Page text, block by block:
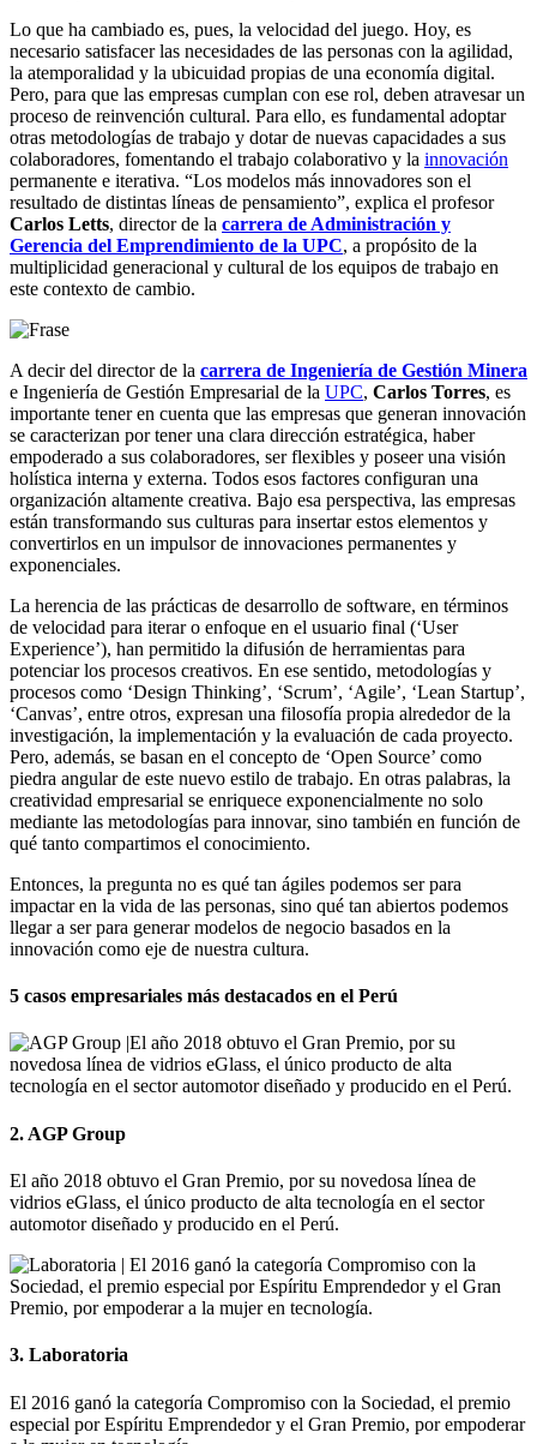
Lo que ha cambiado es, pues, la velocidad del juego. Hoy, es
necesario satisfacer las necesidades de las personas con la agilidad,
la atemporalidad y la ubicuidad propias de una economía digital.
Pero, para que las empresas cumplan con ese rol, deben atravesar un
proceso de reinvención cultural. Para ello, es fundamental adoptar
otras metodologías de trabajo y dotar de nuevas capacidades a sus
colaboradores, fomentando el trabajo colaborativo y la innovación
permanente e iterativa. “Los modelos más innovadores son el
resultado de distintas líneas de pensamiento”, explica el profesor
Carlos Letts, director de la carrera de Administración y
Gerencia del Emprendimiento de la UPC, a propósito de la
multiplicidad generacional y cultural de los equipos de trabajo en
este contexto de cambio.
A decir del director de la carrera de Ingeniería de Gestión Minera
e Ingeniería de Gestión Empresarial de la UPC, Carlos Torres, es
importante tener en cuenta que las empresas que generan innovación
se caracterizan por tener una clara dirección estratégica, haber
empoderado a sus colaboradores, ser flexibles y poseer una visión
holística interna y externa. Todos esos factores configuran una
organización altamente creativa. Bajo esa perspectiva, las empresas
están transformando sus culturas para insertar estos elementos y
convertirlos en un impulsor de innovaciones permanentes y
exponenciales.
La herencia de las prácticas de desarrollo de software, en términos
de velocidad para iterar o enfoque en el usuario final (‘User
Experience’), han permitido la difusión de herramientas para
potenciar los procesos creativos. En ese sentido, metodologías y
procesos como ‘Design Thinking’, ‘Scrum’, ‘Agile’, ‘Lean Startup’,
‘Canvas’, entre otros, expresan una filosofía propia alrededor de la
investigación, la implementación y la evaluación de cada proyecto.
Pero, además, se basan en el concepto de ‘Open Source’ como
piedra angular de este nuevo estilo de trabajo. En otras palabras, la
creatividad empresarial se enriquece exponencialmente no solo
mediante las metodologías para innovar, sino también en función de
qué tanto compartimos el conocimiento.
Entonces, la pregunta no es qué tan ágiles podemos ser para
impactar en la vida de las personas, sino qué tan abiertos podemos
llegar a ser para generar modelos de negocio basados en la
innovación como eje de nuestra cultura.
5 casos empresariales más destacados en el Perú
2. AGP Group
El año 2018 obtuvo el Gran Premio, por su novedosa línea de
vidrios eGlass, el único producto de alta tecnología en el sector
automotor diseñado y producido en el Perú.
3. Laboratoria
El 2016 ganó la categoría Compromiso con la Sociedad, el premio
especial por Espíritu Emprendedor y el Gran Premio, por empoderar